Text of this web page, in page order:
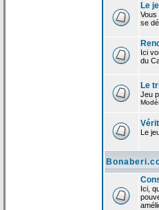
Le
Vous
se
Ici
du
Le
Jeu
Le
Ici,